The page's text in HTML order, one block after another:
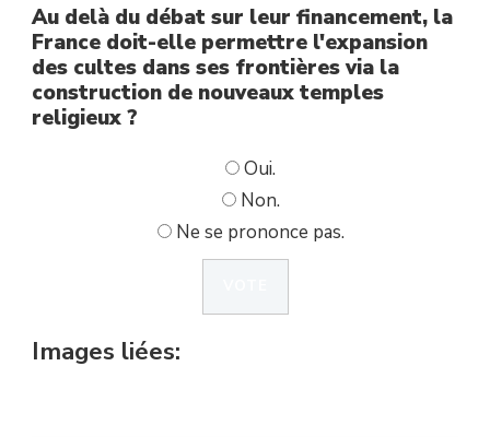
Au delà du débat sur leur financement, la
France doit-elle permettre l'expansion
des cultes dans ses frontières via la
construction de nouveaux temples
religieux ?
Oui.
Non.
Ne se prononce pas.
Images liées: